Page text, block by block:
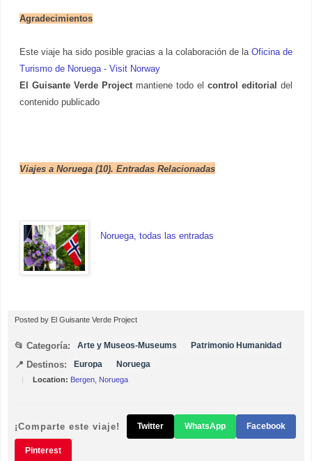
Agradecimientos
Este viaje ha sido posible gracias a la colaboración de la Oficina de
Turismo de Noruega - Visit Norway
El Guisante Verde Projectmantiene todo el control editorial del
contenido publicado
Viajes a Noruega (10). Entradas Relacionadas
Noruega, todas las entradas
Posted by El Guisante Verde Project
📂 Categoría: Arte y Museos-Museums Patrimonio Humanidad
📍 Destinos: Europa Noruega
| Location: Bergen, Noruega
¡Comparte este viaje! Twitter WhatsApp Facebook
Pinterest